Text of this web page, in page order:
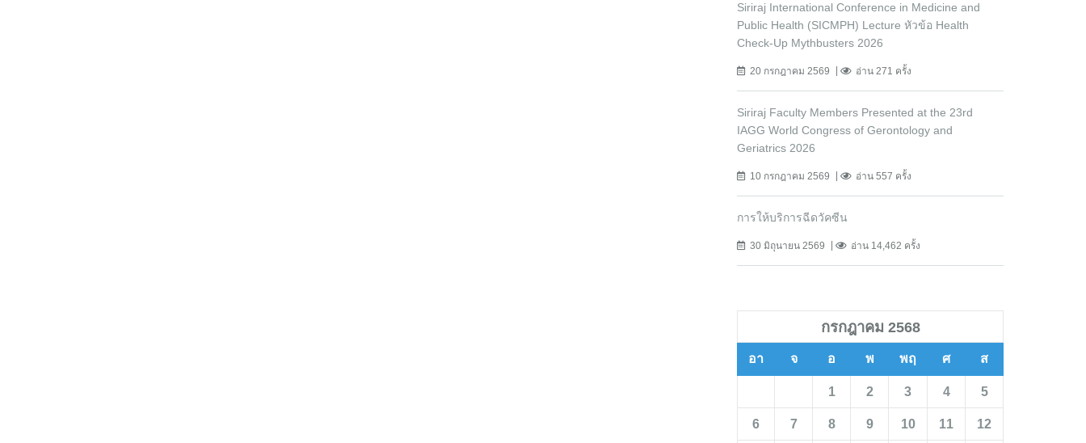
Siriraj International Conference in Medicine and
Public Health (SICMPH) Lecture หัวข้อ Health
Check-Up Mythbusters 2026
20 กรกฎาคม 2569 อ่าน 271 ครั้ง
Siriraj Faculty Members Presented at the 23rd
IAGG World Congress of Gerontology and
Geriatrics 2026
10 กรกฎาคม 2569 อ่าน 557 ครั้ง
การให้บริการฉีดวัคซีน
30 มิถุนายน 2569 อ่าน 14,462 ครั้ง
กรกฎาคม 2568
อา จ อ พ พฤ ศ ส
1 2 3 4 5
6 7 8 9 10 11 12